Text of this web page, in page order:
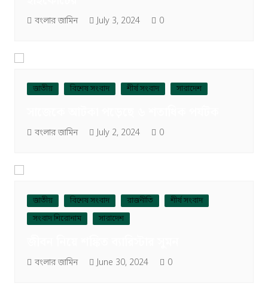
বংলার জামিন July 3, 2024 0
জাতীয় বিশেষ সংবাদ শীর্ষ সংবাদ সারাদেশ
বংলার জামিন July 2, 2024 0
জাতীয় বিশেষ সংবাদ রাজনীতি
শীর্ষ সংবাদ
সংবাদ শিরোনাম
সারাদেশ
বংলার জামিন June 30, 2024 0